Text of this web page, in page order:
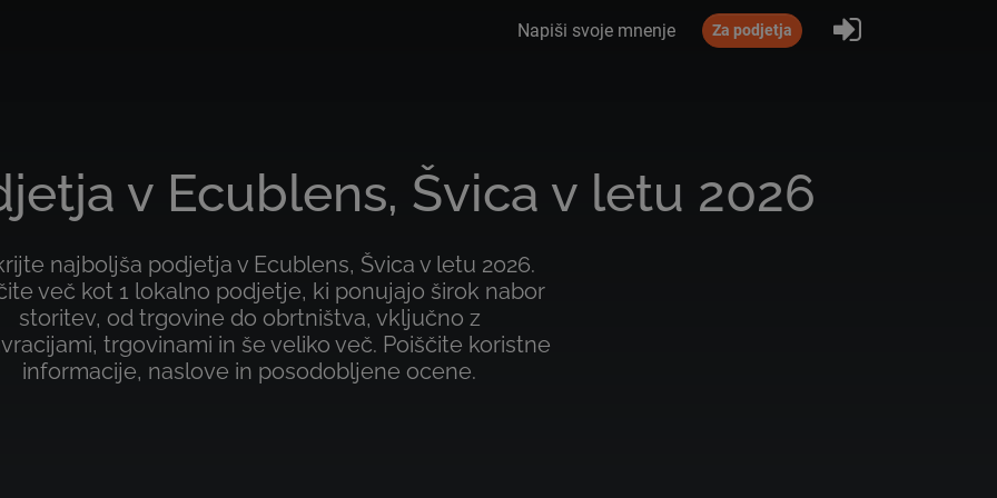
Napiši svoje mnenje
Za podjetja Prijavi se
v Ecublens, Švica v letu 2026
najboljša podjetja v Ecublens, Švica v letu 2026.
več kot 1 lokalno podjetje, ki ponujajo širok nabor
storitev, od trgovine do obrtništva, vključno z
trgovinami in še veliko več. Poiščite koristne
informacije, naslove in posodobljene ocene.